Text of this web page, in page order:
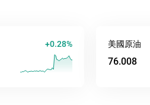
+0.28% 美國原油
76.008